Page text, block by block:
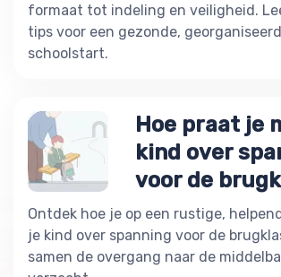
formaat tot indeling en veiligheid.
tips voor een gezonde,
schoolstart.
Hoe praat je
kind over
voor de
Ontdek hoe je op een rustige,
je kind over spanning voor de
samen de overgang naar de